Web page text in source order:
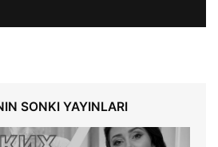
SONKI YAYINLARI